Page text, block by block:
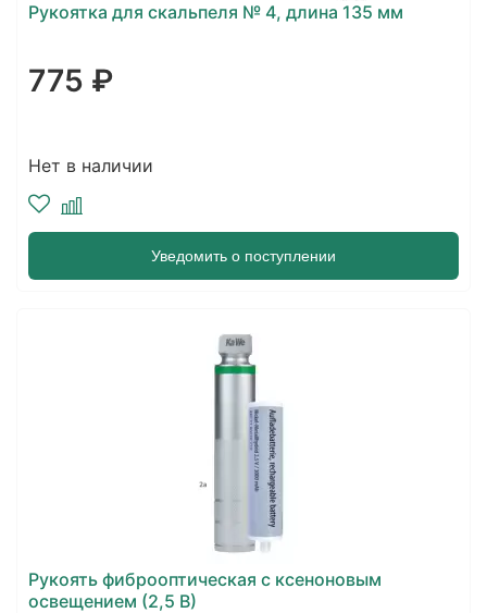
Рукоятка для скальпеля № 4, длина 135 мм
775 ₽
Нет в наличии
Уведомить о поступлении
Рукоять фиброоптическая с ксеноновым
освещением (2,5 В)